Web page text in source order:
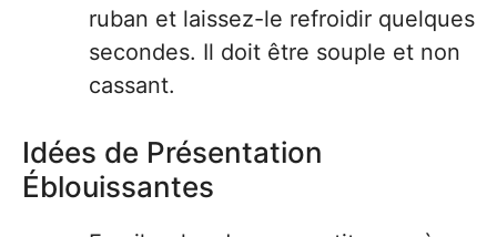
ruban et laissez-le refroidir quelques
secondes. Il doit être souple et non
cassant.
Idées de Présentation
Éblouissantes